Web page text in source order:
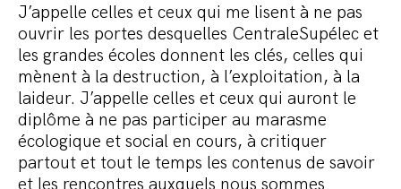
J’appelle celles et ceux qui me lisent à ne pas
ouvrir les portes desquelles CentraleSupélec et
les grandes écoles donnent les clés, celles qui
mènent à la destruction, à l’exploitation, à la
laideur. J’appelle celles et ceux qui auront le
diplôme à ne pas participer au marasme
écologique et social en cours, à critiquer
partout et tout le temps les contenus de savoir
et les rencontres auxquels nous sommes